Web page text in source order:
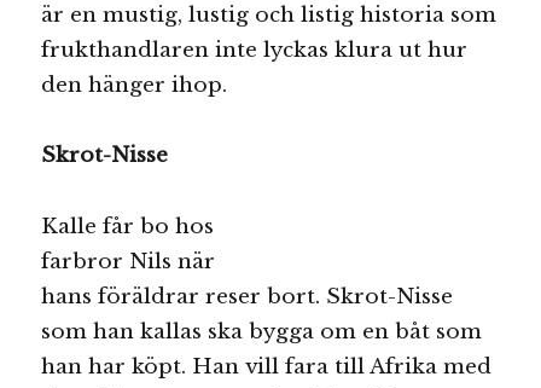
är en mustig, lustig och listig historia som
frukthandlaren inte lyckas klura ut hur
den hänger ihop.
Skrot-Nisse
Kalle får bo hos
farbror Nils när
hans föräldrar reser bort. Skrot-Nisse
som han kallas ska bygga om en båt som
han har köpt. Han vill fara till Afrika med